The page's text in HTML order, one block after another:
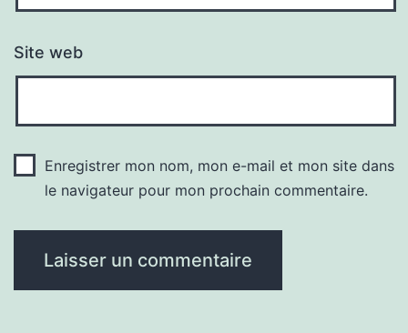
Site web
Enregistrer mon nom, mon e-mail et mon site dans
le navigateur pour mon prochain commentaire.